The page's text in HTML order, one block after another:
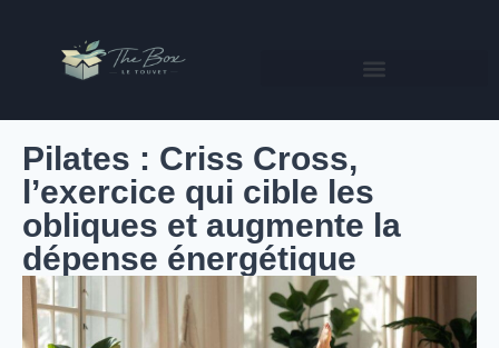
Pilates : Criss Cross,
l’exercice qui cible les
obliques et augmente la
dépense énergétique